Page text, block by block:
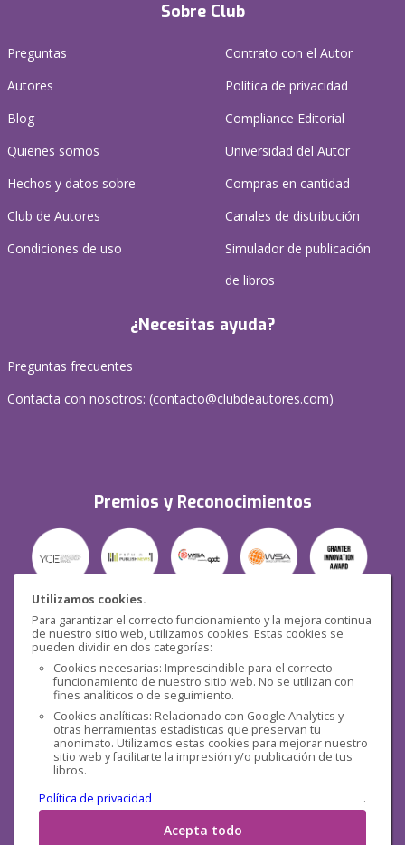
Utilizamos cookies.
Para garantizar el correcto funcionamiento y la mejora continua
de nuestro sitio web, utilizamos cookies. Estas cookies se
pueden dividir en dos categorías:
Cookies necesarias: Imprescindible para el correcto
funcionamiento de nuestro sitio web. No se utilizan con
fines analíticos o de seguimiento.
Cookies analíticas: Relacionado con Google Analytics y
otras herramientas estadísticas que preservan tu
anonimato. Utilizamos estas cookies para mejorar nuestro
sitio web y facilitarte la impresión y/o publicación de tus
libros.
Política de privacidad
.
Acepta todo
Sobre Club
Preguntas
Autores
Blog
Quienes somos
Hechos y datos sobre
Club de Autores
Condiciones de uso
Contrato con el Autor
Política de privacidad
Compliance Editorial
Universidad del Autor
Compras en cantidad
Canales de distribución
Simulador de publicación
de libros
¿Necesitas ayuda?
Preguntas frecuentes
Contacta con nosotros: (contacto@clubdeautores.com)
Premios y Reconocimientos
Seguridad
Redes sociales